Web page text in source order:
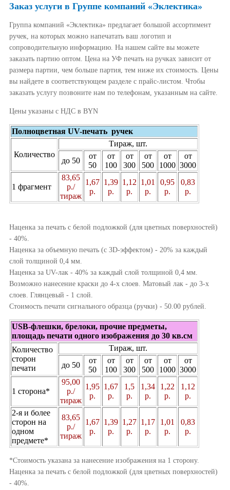
Заказ услуги в Группе компаний «Эклектика»
Группа компаний «Эклектика» предлагает большой ассортимент
ручек, на которых можно напечатать ваш логотип и
сопроводительную информацию. На нашем сайте вы можете
заказать партию оптом. Цена на УФ печать на ручках зависит от
размера партии, чем больше партия, тем ниже их стоимость. Цены
вы найдете в соответствующем разделе с прайс-листом. Чтобы
заказать услугу позвоните нам по телефонам, указанным на сайте.
Цены указаны c НДС в BYN
Полноцветная UV-печать ручек
Количество
Тираж, шт.
до 50
от
50
от
100
от
300
от
500
от
1000
от
3000
1 фрагмент
83,65
р./
тираж
1,67
р.
1,39
р.
1,12
р.
1,01
р.
0,95
р.
0,83
р.
Наценка за печать с белой подложкой (для цветных поверхностей)
- 40%.
Наценка за объемную печать (с 3D-эффектом) - 20% за каждый
слой толщиной 0,4 мм.
Наценка за UV-лак - 40% за каждый слой толщиной 0,4 мм.
Возможно нанесение краски до 4-х слоев. Матовый лак - до 3-х
слоев. Глянцевый - 1 слой.
Стоимость печати сигнального образца (ручки) - 50.00 рублей.
USB-флешки, брелоки, прочие предметы,
площадь печати одного изображения до 30 кв.см
Количество
сторон
печати
Тираж, шт.
до 50
от
50
от
100
от
300
от
500
от
1000
от
3000
1 сторона*
95,00
р./
тираж
1,95
р.
1,67
р.
1,5
р.
1,34
р.
1,22
р.
1,12
р.
2-я и более
сторон на
одном
предмете*
83,65
р./
тираж
1,67
р.
1,39
р.
1,27
р.
1,17
р.
1,01
р.
0,83
р.
*Стоимость указана за нанесение изображения на 1 сторону.
Наценка за печать с белой подложкой (для цветных поверхностей)
- 40%.